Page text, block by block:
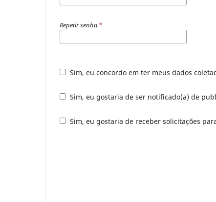
Repetir senha *
Sim, eu concordo em ter meus dados
Sim, eu gostaria de ser notificado(a) de
Sim, eu gostaria de receber solicitações